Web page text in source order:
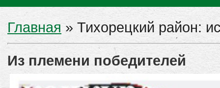
Главная » Тихорецкий район:
Из племени победителей